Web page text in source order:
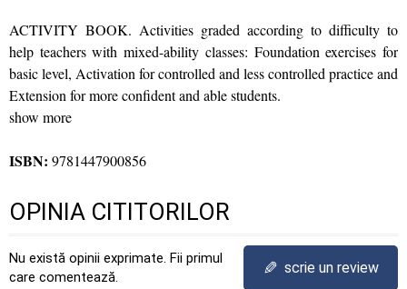
ACTIVITY BOOK. Activities graded according to difficulty to
help teachers with mixed-ability classes: Foundation exercises for
basic level, Activation for controlled and less controlled practice and
Extension for more confident and able students.
show more
ISBN: 9781447900856
OPINIA CITITORILOR
Nu există opinii exprimate. Fii primul
care comentează.
✎ scrie un review